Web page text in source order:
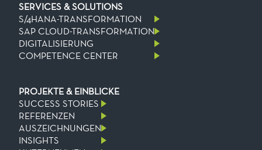
SERVICES & SOLUTIONS
S/4HANA-TRANSFORMATION
SAP CLOUD-TRANSFORMATION
DIGITALISIERUNG
COMPETENCE CENTER
PROJEKTE & EINBLICKE
SUCCESS STORIES
REFERENZEN
AUSZEICHNUNGEN
INSIGHTS